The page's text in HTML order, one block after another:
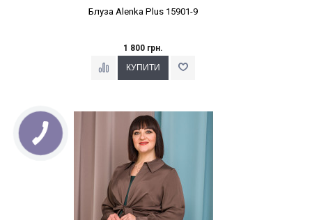
Блуза Alenka Plus 15901-9
1 800 грн.
Наклейки Варіант з %